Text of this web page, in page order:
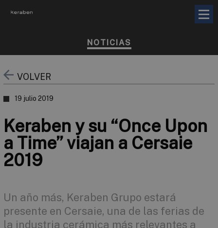
NOTICIAS
VOLVER
19 julio 2019
Keraben y su “Once Upon
a Time” viajan a Cersaie
2019
Un año más, Keraben Grupo estará
presente en Cersaie, una de las ferias de
la industria cerámica más relevantes a